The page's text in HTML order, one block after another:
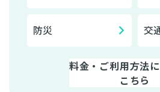
防災 交
料金・ご利用方法
こちら